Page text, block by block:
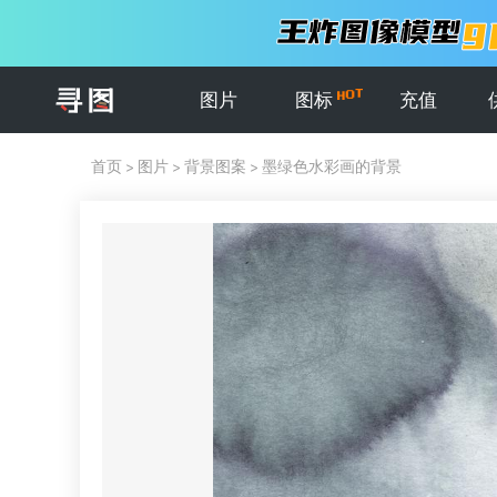
图片 图标 充值
首页 > 图片 > 背景图案 > 墨绿色水彩画的背景